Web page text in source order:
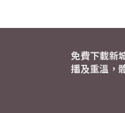
免費下載新
播及重溫，